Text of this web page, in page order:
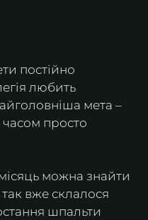
постійно
любить
мета –
часом просто
можна знайти
так вже склалося
шпальти